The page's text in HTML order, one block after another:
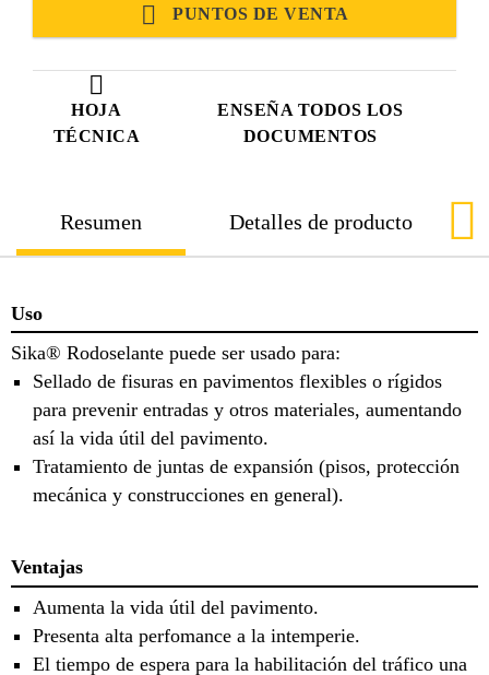
HOJA
TÉCNICA
ENSEÑA TODOS LOS
DOCUMENTOS
PUNTOS DE VENTA
Resumen Detalles de producto
Uso
Sika® Rodoselante puede ser usado para:
Sellado de fisuras en pavimentos flexibles o rígidos
para prevenir entradas y otros materiales, aumentando
así la vida útil del pavimento.
Tratamiento de juntas de expansión (pisos, protección
mecánica y construcciones en general).
Ventajas
Aumenta la vida útil del pavimento.
Presenta alta perfomance a la intemperie.
El tiempo de espera para la habilitación del tráfico una